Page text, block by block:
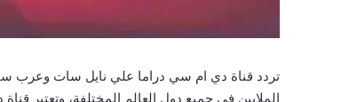
تردد قناة دي ام سي دراما علي نايل سات وعرب
الملايين في جميع دول العالم المختلفة، وتعتبر